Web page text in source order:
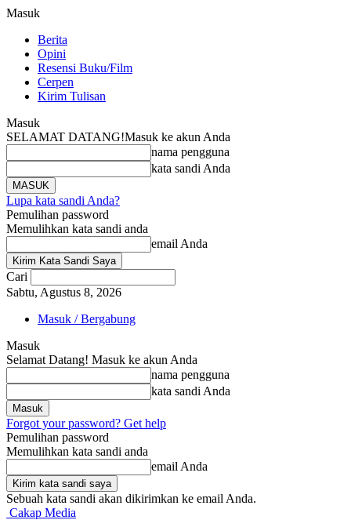
Masuk
Berita
Opini
Resensi Buku/Film
Cerpen
Kirim Tulisan
Masuk
SELAMAT DATANG!Masuk ke akun Anda
nama pengguna
kata sandi Anda
Lupa kata sandi Anda?
Pemulihan password
Memulihkan kata sandi anda
email Anda
Cari
Sabtu, Agustus 8, 2026
Masuk / Bergabung
Masuk
Selamat Datang! Masuk ke akun Anda
nama pengguna
kata sandi Anda
Forgot your password? Get help
Pemulihan password
Memulihkan kata sandi anda
email Anda
Sebuah kata sandi akan dikirimkan ke email Anda.
Cakap Media